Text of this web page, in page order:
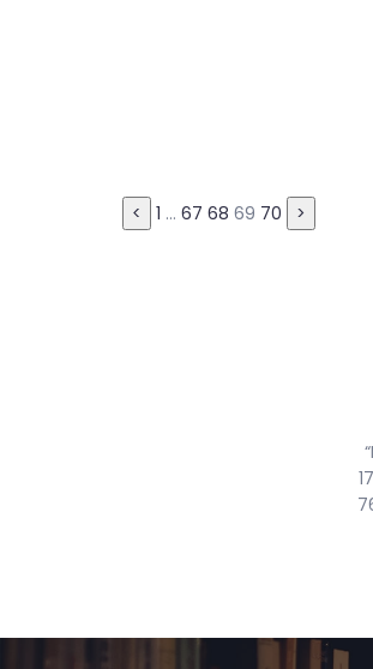
записей
< 1 … 67 68 69 70 >